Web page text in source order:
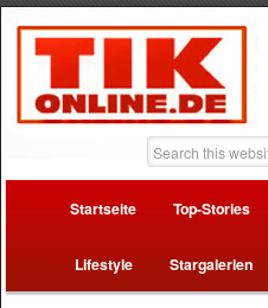
Startseite Top-Stories
Lifestyle Stargalerien